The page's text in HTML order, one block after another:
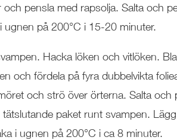
och pensla med rapsolja. Salta och
ugnen på 200°C i 15-20 minuter.
Hacka löken och vitlöken.
och fördela på fyra dubbelvikta
och strö över örterna. Salta och
tätslutande paket runt svampen.
i ugnen på 200°C i ca 8 minuter.